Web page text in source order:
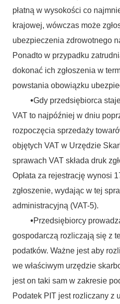
płatną w wysokości co
krajowej, wówczas może
ubezpieczenia zdrowotnego
Ponadto w przypadku
dokonać ich zgłoszenia w
powstania obowiązku
•Gdy przedsiębiorca
VAT to najpóźniej w dniu
rozpoczęcia sprzedaży
objętych VAT w Urzędzie
sprawach VAT składa druk
Opłata za rejestrację wynosi
zgłoszenie, wydając w tej
administracyjną (VAT-5).
•Przedsiębiorcy
gospodarczą rozliczają się z
podatków. Ważne jest aby
we właściwym urzędzie
jest on taki sam w zakresie
Podatek PIT jest rozliczany z